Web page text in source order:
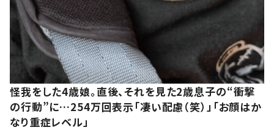
怪我をした4歳娘。直後、それを見た2歳息子の“衝撃
の行動”に…254万回表示「凄い配慮（笑）」「お顔はか
なり重症レベル」